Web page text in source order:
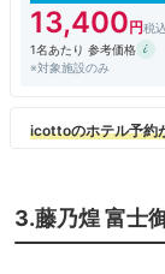
す。これさえ無けれ
しく頂きました。
13,400
1名あたり 参考価格
※対象施設のみ
3.藤乃煌 富士